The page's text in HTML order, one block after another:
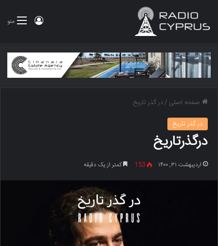
منو ورود
صفحه اصلی /در گذر تاریخ
در گذر تاریخ
درگذرتاریخ
اردیبهشت ۳۱, ۱۴۰۰ 153 کمتر از یک دقیقه